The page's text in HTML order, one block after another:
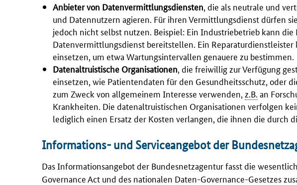
Anbieter von Datenvermittlungsdiensten, die als neutrale und
und Datennutzern agieren. Für ihren Vermittlungsdienst dürfen
jedoch nicht selbst nutzen. Beispiel: Ein Industriebetrieb kann
Datenvermittlungsdienst bereitstellen. Ein
einsetzen, um etwa Wartungsintervallen genauere zu bestimmen.
Datenaltruistische Organisationen, die freiwillig zur Verfügung
einsetzen, wie Patientendaten für den Gesundheitsschutz, oder
zum Zweck von allgemeinem Interesse verwenden, z.B. an
Krankheiten. Die datenaltruistischen Organisationen verfolgen
lediglich einen Ersatz der Kosten verlangen, die ihnen die durch
Informations- und Serviceangebot der
Das Informationsangebot der Bundesnetzagentur fasst die
Governance Act und des nationalen Daten-Governance-Gesetzes